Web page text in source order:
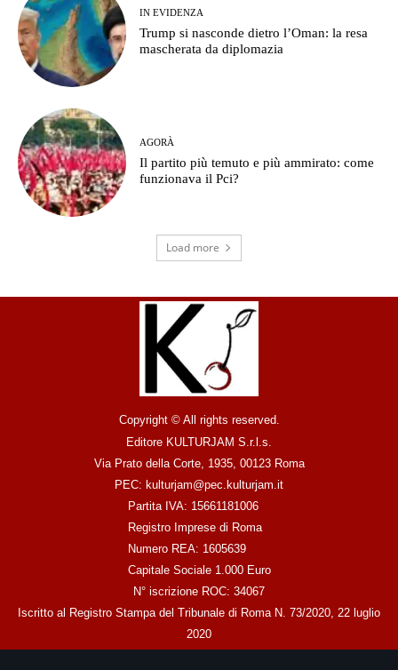
IN EVIDENZA
Trump si nasconde dietro l’Oman: la resa
mascherata da diplomazia
AGORÀ
Il partito più temuto e più ammirato: come
funzionava il Pci?
Load more
Copyright © All rights reserved.
Editore KULTURJAM S.r.l.s.
Via Prato della Corte, 1935, 00123 Roma
PEC: kulturjam@pec.kulturjam.it
Partita IVA: 15661181006
Registro Imprese di Roma
Numero REA: 1605639
Capitale Sociale 1.000 Euro
N° iscrizione ROC: 34067
Iscritto al Registro Stampa del Tribunale di Roma N. 73/2020, 22 luglio
2020